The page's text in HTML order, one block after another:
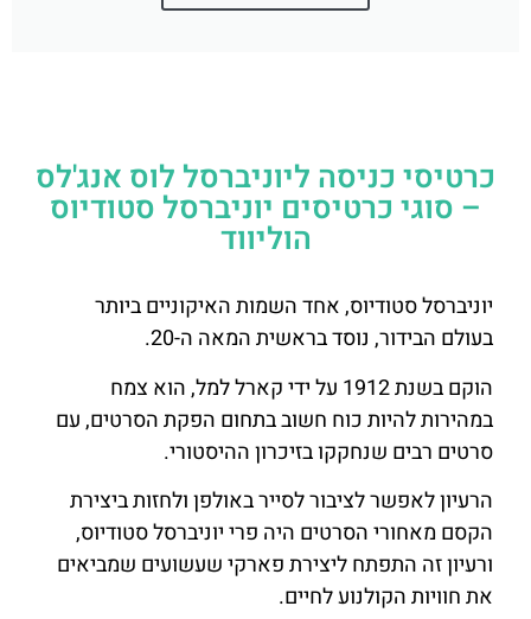
כרטיסי כניסה ליוניברסל לוס אנג'לס
– סוגי כרטיסים יוניברסל סטודיוס
הוליווד
יוניברסל סטודיוס, אחד השמות האיקוניים ביותר
בעולם הבידור, נוסד בראשית המאה ה-20.
הוקם בשנת 1912 על ידי קארל למל, הוא צמח
במהירות להיות כוח חשוב בתחום הפקת הסרטים, עם
סרטים רבים שנחקקו בזיכרון ההיסטורי.
הרעיון לאפשר לציבור לסייר באולפן ולחזות ביצירת
הקסם מאחורי הסרטים היה פרי יוניברסל סטודיוס,
ורעיון זה התפתח ליצירת פארקי שעשועים שמביאים
את חוויות הקולנוע לחיים.